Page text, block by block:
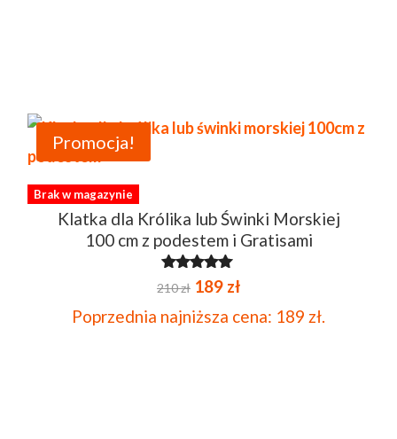
Promocja!
Brak w magazynie
Klatka dla Królika lub Świnki Morskiej
100 cm z podestem i Gratisami
Oceniono
4.86
na 5
210zł Pierwotna
cena
189 złAktualna
cena
Poprzednia najniższa cena: 189 zł.